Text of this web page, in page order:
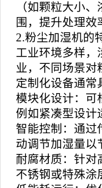
（如颗粒大小
围，提升处理效
2.粉尘加湿机的
工业环境多样，
业，不同场景对
定制化设备通常
模块化设计：可
例如紧凑型设计
智能控制：通过
动调节加湿量以
耐腐材质：针对
不锈钢或特殊涂